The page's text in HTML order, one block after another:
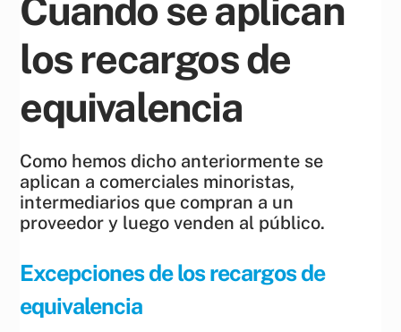
Cuando se aplican
los recargos de
equivalencia
Como hemos dicho anteriormente se
aplican a comerciales minoristas,
intermediarios que compran a un
proveedor y luego venden al público.
Excepciones de los recargos de
equivalencia